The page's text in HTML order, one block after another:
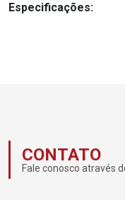
Especificações:
CONTATO
Fale conosco através